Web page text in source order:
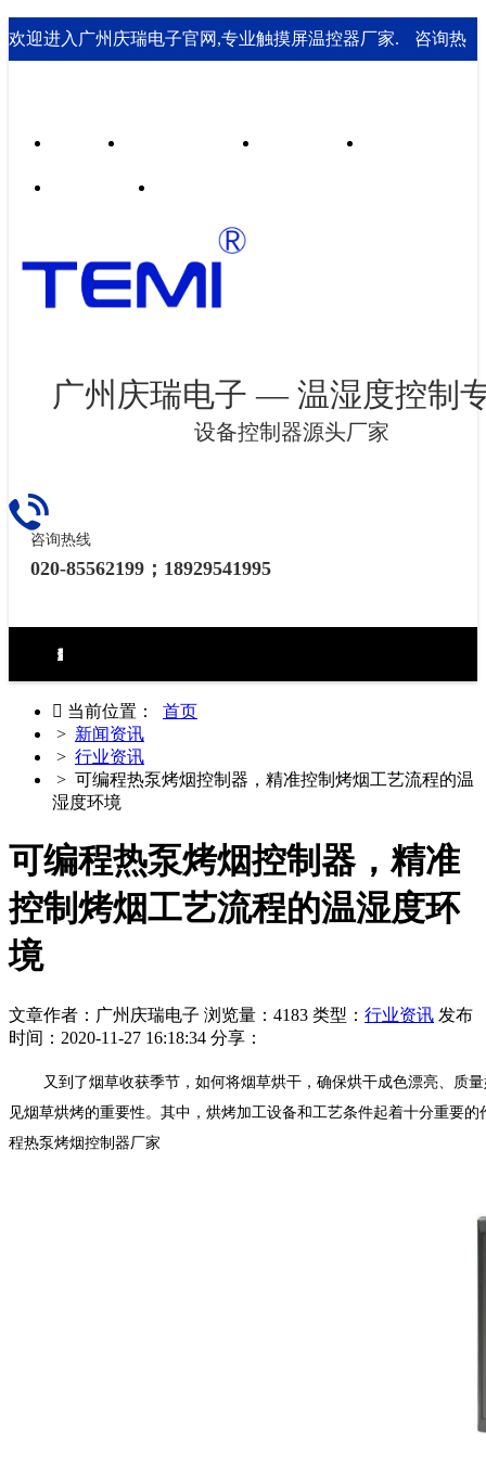
欢迎进入广州庆瑞电子官网,专业触摸屏温控器厂家. 咨询热
广州庆瑞电子 — 温湿度控制
设备控制器源头厂家
咨询热线
020-85562199；18929541995
环境试验设备控制器
力学试验设备控制器
热泵（冷水机）控制器
食品烘焙设备控制器
工业烘烤设备控制器
生化药品类控制器
无纸记录仪
电房环境控制器
 当前位置： 首页
> 新闻资讯
> 行业资讯
> 可编程热泵烤烟控制器，精准控制烤烟工艺流程的温
湿度环境
可编程热泵烤烟控制器，精准
控制烤烟工艺流程的温湿度环
境
文章作者：广州庆瑞电子 浏览量：4183 类型： 行业资讯 发布
时间：2020-11-27 16:18:34 分享：
又到了烟草收获季节，如何将烟草烘干，确保烘干成色漂亮、质
见烟草烘烤的重要性。其中，烘烤加工设备和工艺条件起着十分重要
程热泵烤烟控制器厂家